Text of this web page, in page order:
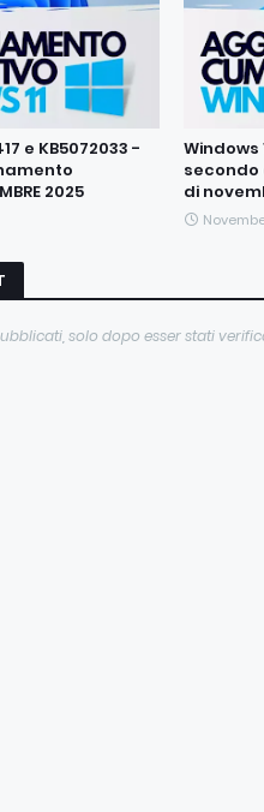
e KB5072033 -
2025
Windows
di
solo dopo esser stati